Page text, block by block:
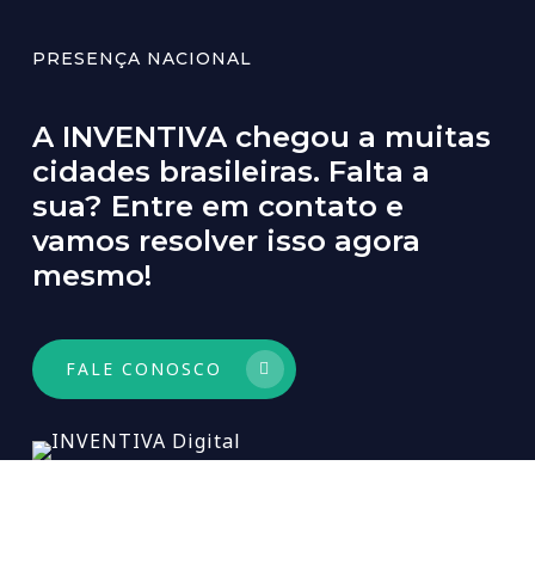
PRESENÇA NACIONAL
A INVENTIVA chegou a muitas
cidades brasileiras. Falta a
sua? Entre em contato e
vamos resolver isso agora
mesmo!
FALE CONOSCO